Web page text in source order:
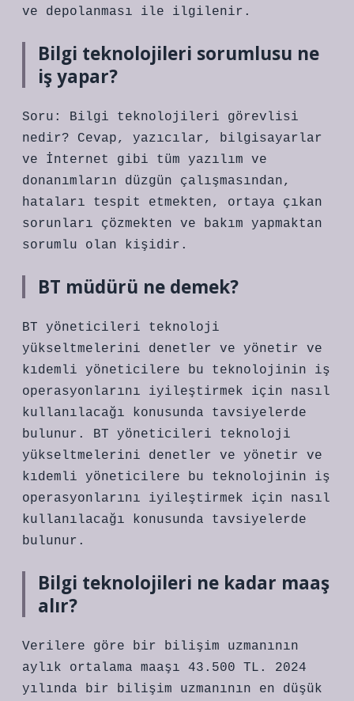
ve depolanması ile ilgilenir.
Bilgi teknolojileri sorumlusu ne
iş yapar?
Soru: Bilgi teknolojileri görevlisi
nedir? Cevap, yazıcılar, bilgisayarlar
ve İnternet gibi tüm yazılım ve
donanımların düzgün çalışmasından,
hataları tespit etmekten, ortaya çıkan
sorunları çözmekten ve bakım yapmaktan
sorumlu olan kişidir.
BT müdürü ne demek?
BT yöneticileri teknoloji
yükseltmelerini denetler ve yönetir ve
kıdemli yöneticilere bu teknolojinin iş
operasyonlarını iyileştirmek için nasıl
kullanılacağı konusunda tavsiyelerde
bulunur. BT yöneticileri teknoloji
yükseltmelerini denetler ve yönetir ve
kıdemli yöneticilere bu teknolojinin iş
operasyonlarını iyileştirmek için nasıl
kullanılacağı konusunda tavsiyelerde
bulunur.
Bilgi teknolojileri ne kadar maaş
alır?
Verilere göre bir bilişim uzmanının
aylık ortalama maaşı 43.500 TL. 2024
yılında bir bilişim uzmanının en düşük